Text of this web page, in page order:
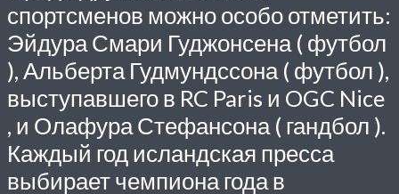
спортсменов можно особо отметить:
Эйдура Смари Гуджонсена ( футбол
), Альберта Гудмундссона ( футбол ),
выступавшего в RC Paris и OGC Nice
, и Олафура Стефансона ( гандбол ).
Каждый год исландская пресса
выбирает чемпиона года в